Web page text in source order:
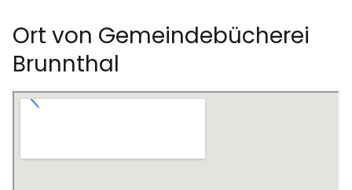
Ort von Gemeindebücherei
Brunnthal